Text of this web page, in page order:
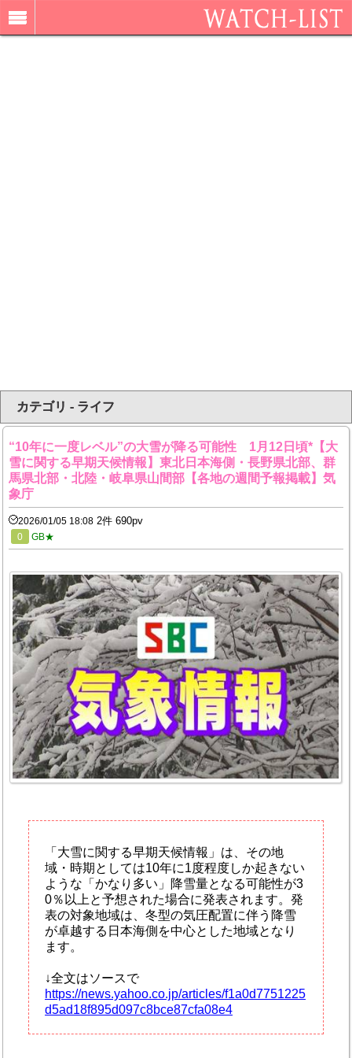
カテゴリ - ライフ
“10年に一度レベル”の大雪が降る可能性 1月12日頃*【大
雪に関する早期天候情報】東北日本海側・長野県北部、群
馬県北部・北陸・岐阜県山間部【各地の週間予報掲載】気
象庁
2026/01/05 18:08 2件 690pv
0 GB★
「大雪に関する早期天候情報」は、その地
域・時期としては10年に1度程度しか起きない
ような「かなり多い」降雪量となる可能性が3
0％以上と予想された場合に発表されます。発
表の対象地域は、冬型の気圧配置に伴う降雪
が卓越する日本海側を中心とした地域となり
ます。
↓全文はソースで
https://news.yahoo.co.jp/articles/f1a0d7751225
d5ad18f895d097c8bce87cfa08e4